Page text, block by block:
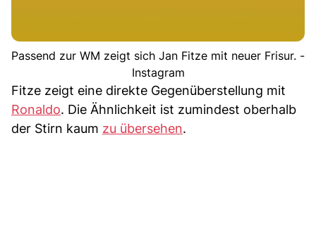
Passend zur WM zeigt sich Jan Fitze mit neuer Frisur. -
Instagram
Fitze zeigt eine direkte Gegenüberstellung mit
Ronaldo. Die Ähnlichkeit ist zumindest oberhalb
der Stirn kaum zu übersehen.